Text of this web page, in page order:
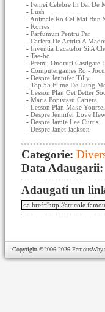
- Femei Celebre In Bai De
- Lush
- Animale Ro Cel Mai Bun
- Korres
- Parfumuri Pentru Par
- Cariera De Actrita A
- Inventia Lacatelor Si A
- Tae-bo
- Premii Onoruri Castigate
- Computergames Ro -
- Despre Jennifer Tilly
- Top 55 Filme De Lung
- Lesson Plan Get Better
- Maria Popistasu Cariera
- Lesson Plan Make
- Despre Jennifer Love
- Despre Jamie Lee Curtis
- Despre Janet Jackson
Categorie:
Data Adaugarii:
Adaugati un
Copyright ©2006-2026